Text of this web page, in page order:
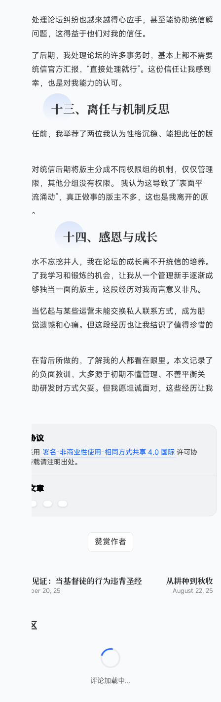
我处理论坛纠纷也越来越得心应手，甚至能协助统信解
决棘手问题，这得益于他们对我的信任。
到了后期，我处理论坛的许多事务时，基本上都不需要
事先向统信官方汇报，“直接处理就行”。这份信任让我感到
非常荣幸，也是对我能力的认可。
十三、离任与机制反思
离任前，我举荐了两位我认为性格沉稳、能担此任的版
但对统信后期将版主分成不同权限组的机制，仅仅管理
组有权限，其他分组没有权限。 我认为这导致了“表面平
静，暗流涌动”，真正做事的版主不多，这也是我离开的原
因之一。
十四、感恩与成长
吃水不忘挖井人，我在论坛的成长离不开统信的培养。
他们给了我学习和锻炼的机会，让我从一个管理新手逐渐成
长为能够独当一面的版主。这段经历对我而言意义非凡。
每当忆起与某些运营未能交换私人联系方式，成为朋
友，便觉遗憾和心痛。但这段经历也让我结识了值得珍惜的
我在背后所做的，了解我的人都看在眼里。本文记录了
许多我的负面教训，大多源于初期不懂管理、不善平衡关
系、协助研发时方式欠妥。但我愿坦诚面对，这些经历让我
许可协议
本文采用 署名-非商业性使用-相同方式共享 4.0 国际 许可协
议，转载请注明出处。
分享文章
赞赏作者
信仰的见证：当基督徒的行为违背圣经
September 20, 25
从耕种到秋收
August 22, 25
评论区
评论加载中...